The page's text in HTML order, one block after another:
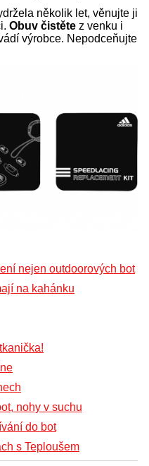
několik let, věnujte ji
Obuv čistěte z venku i
výrobce. Nepodceňujte
nejen outdoorových bot
na kahánku
nohy v suchu
do bot
s Teploušem